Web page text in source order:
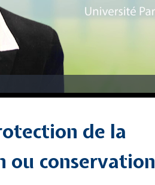
de la
ou conservation